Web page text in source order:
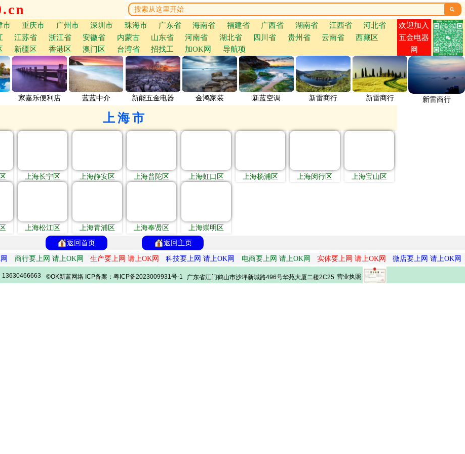

市 重庆市 广州市 深圳市 珠海市 广东省 海南省 福建省 广西省 湖南省 江西省
河北省
江苏省 浙江省 安徽省 内蒙古 山东省 河南省 湖北省 四川省 贵州省 云南省
西藏区
新疆区 香港区 澳门区 台湾省 招找工 加OK网 导航项
欢迎加入
五金电器
网
家嘉乐便利店 蓝蓝中介 新能五金电器 金鸿家装 新蓝空调 新雷商行 新雷商行 新雷商行
上海市
上海长宁区 上海静安区 上海普陀区 上海虹口区 上海杨浦区 上海闵行区 上海宝山区
上海松江区 上海青浦区 上海奉贤区
上海崇明区
返回首页
返回主页
商行要上网 请上OK网 生产要上网 请上OK网 科技要上网 请上OK网 电商要上网 请上OK网 实体要上网 请上OK网 微店要上网 请上OK网
13630466663 ©OK新蓝网络 ICP备案：粤ICP备2023009931号-1 广东省江门鹤山市沙坪新城路496号华苑大厦二楼2C25 营业执照